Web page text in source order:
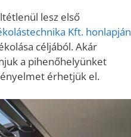
lesz első
Kft. honlapján
céljából. Akár
a pihenőhelyünket
érhetjük el.